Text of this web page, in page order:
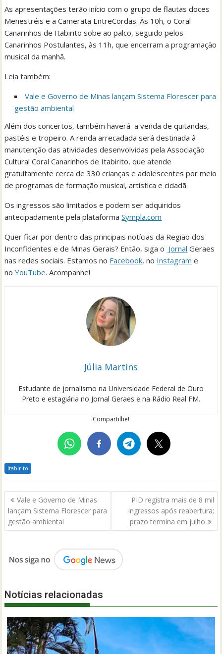
As apresentações terão início com o grupo de flautas doces
Menestréis e a Camerata EntreCordas. Às 10h, o Coral
Canarinhos de Itabirito sobe ao palco, seguido pelos
Canarinhos Postulantes, às 11h, que encerram a programação
musical da manhã.
Leia também:
Vale e Governo de Minas lançam Sistema Florescer para
gestão ambiental
Além dos concertos, também haverá a venda de quitandas,
pastéis e tropeiro. A renda arrecadada será destinada à
manutenção das atividades desenvolvidas pela Associação
Cultural Coral Canarinhos de Itabirito, que atende
gratuitamente cerca de 330 crianças e adolescentes por meio
de programas de formação musical, artística e cidadã.
Os ingressos são limitados e podem ser adquiridos
antecipadamente pela plataformaSympla.com
Quer ficar por dentro das principais notícias da Região dos
Inconfidentes e de Minas Gerais? Então, siga o Jornal Geraes
nas redes sociais. Estamos no Facebook, no Instagram e
noYouTube. Acompanhe!
Júlia Martins
Estudante de jornalismo na Universidade Federal de Ouro
Preto e estagiária no Jornal Geraes e na Rádio Real FM.
Compartilhe!
Itabirito
Navegação
de
Post
Vale e Governo de Minas
lançam Sistema Florescer para
gestão ambiental
PID registra mais de 8 mil
ingressos após reabertura;
prazo termina em julho
Notícias relacionadas